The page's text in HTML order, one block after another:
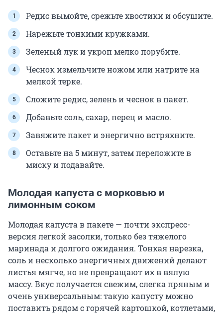
Редис вымойте, срежьте хвостики и обсушите.
Нарежьте тонкими кружками.
Зеленый лук и укроп мелко порубите.
Чеснок измельчите ножом или натрите на
мелкой терке.
Сложите редис, зелень и чеснок в пакет.
Добавьте соль, сахар, перец и масло.
Завяжите пакет и энергично встряхните.
Оставьте на 5 минут, затем переложите в
миску и подавайте.
Молодая капуста с морковью и
лимонным соком
Молодая капуста в пакете — почти экспресс-
версия легкой засолки, только без тяжелого
маринада и долгого ожидания. Тонкая нарезка,
соль и несколько энергичных движений делают
листья мягче, но не превращают их в вялую
массу. Вкус получается свежим, слегка пряным и
очень универсальным: такую капусту можно
поставить рядом с горячей картошкой, котлетами,